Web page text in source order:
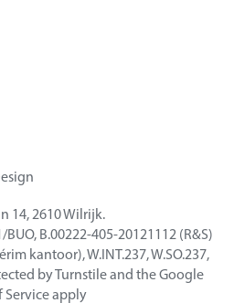
14, 2610 Wilrijk.
B.00222-405-20121112 (R&S)
kantoor), W.INT.237, W.SO.237,
by Turnstile and the Google
Serviceapply